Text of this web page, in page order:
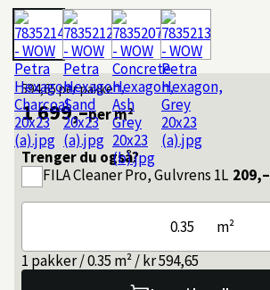
594,65per pakke
1 699,–per m²
Trenger du også?
FILACleaner Pro, Gulvrens 1L 209,–
m²
1 pakker / 0.35 m² / kr 594,65